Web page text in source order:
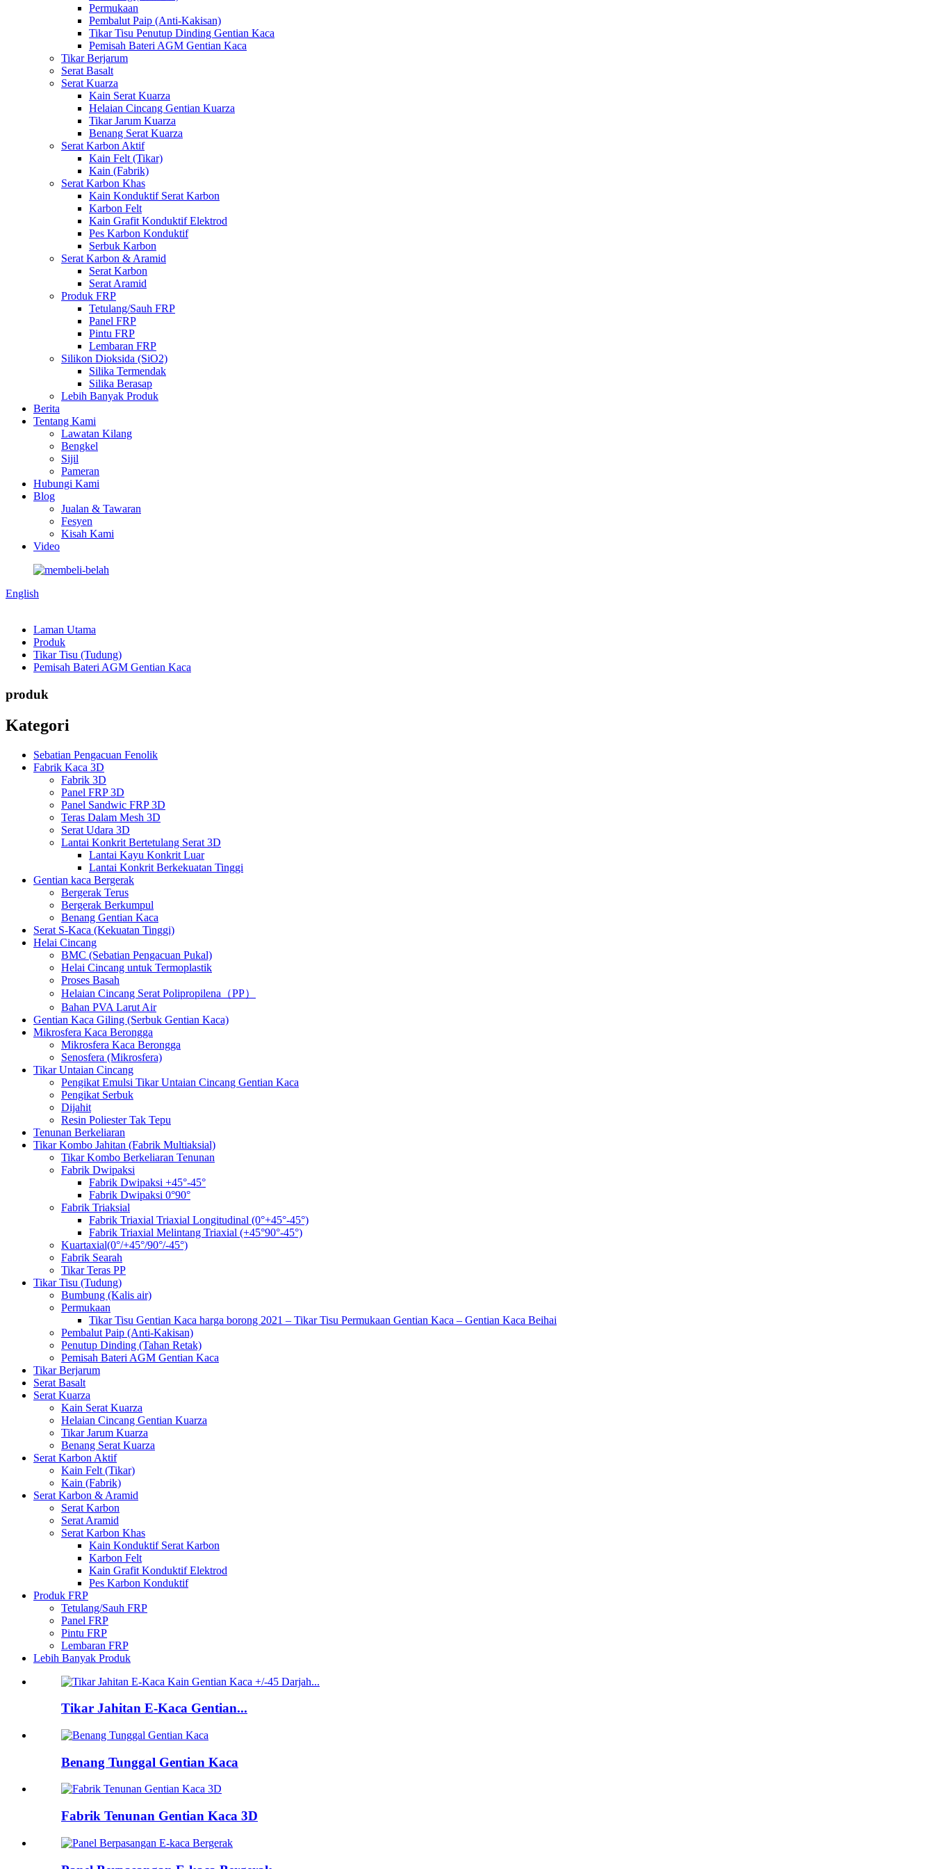
Permukaan
Pembalut Paip (Anti-Kakisan)
Tikar Tisu Penutup Dinding Gentian Kaca
Pemisah Bateri AGM Gentian Kaca
Tikar Berjarum
Serat Basalt
Serat Kuarza
Kain Serat Kuarza
Helaian Cincang Gentian Kuarza
Tikar Jarum Kuarza
Benang Serat Kuarza
Serat Karbon Aktif
Kain Felt (Tikar)
Kain (Fabrik)
Serat Karbon Khas
Kain Konduktif Serat Karbon
Karbon Felt
Kain Grafit Konduktif Elektrod
Pes Karbon Konduktif
Serbuk Karbon
Serat Karbon & Aramid
Serat Karbon
Serat Aramid
Produk FRP
Tetulang/Sauh FRP
Panel FRP
Pintu FRP
Lembaran FRP
Silikon Dioksida (SiO2)
Silika Termendak
Silika Berasap
Lebih Banyak Produk
Berita
Tentang Kami
Lawatan Kilang
Bengkel
Sijil
Pameran
Hubungi Kami
Blog
Jualan & Tawaran
Fesyen
Kisah Kami
Video
English
Laman Utama
Produk
Tikar Tisu (Tudung)
Pemisah Bateri AGM Gentian Kaca
produk
Kategori
Sebatian Pengacuan Fenolik
Fabrik Kaca 3D
Fabrik 3D
Panel FRP 3D
Panel Sandwic FRP 3D
Teras Dalam Mesh 3D
Serat Udara 3D
Lantai Konkrit Bertetulang Serat 3D
Lantai Kayu Konkrit Luar
Lantai Konkrit Berkekuatan Tinggi
Gentian kaca Bergerak
Bergerak Terus
Bergerak Berkumpul
Benang Gentian Kaca
Serat S-Kaca (Kekuatan Tinggi)
Helai Cincang
BMC (Sebatian Pengacuan Pukal)
Helai Cincang untuk Termoplastik
Proses Basah
Helaian Cincang Serat Polipropilena（PP）
Bahan PVA Larut Air
Gentian Kaca Giling (Serbuk Gentian Kaca)
Mikrosfera Kaca Berongga
Mikrosfera Kaca Berongga
Senosfera (Mikrosfera)
Tikar Untaian Cincang
Pengikat Emulsi Tikar Untaian Cincang Gentian Kaca
Pengikat Serbuk
Dijahit
Resin Poliester Tak Tepu
Tenunan Berkeliaran
Tikar Kombo Jahitan (Fabrik Multiaksial)
Tikar Kombo Berkeliaran Tenunan
Fabrik Dwipaksi
Fabrik Dwipaksi +45°-45°
Fabrik Dwipaksi 0°90°
Fabrik Triaksial
Fabrik Triaxial Triaxial Longitudinal (0°+45°-45°)
Fabrik Triaxial Melintang Triaxial (+45°90°-45°)
Kuartaxial(0°/+45°/90°/-45°)
Fabrik Searah
Tikar Teras PP
Tikar Tisu (Tudung)
Bumbung (Kalis air)
Permukaan
Tikar Tisu Gentian Kaca harga borong 2021 – Tikar Tisu Permukaan Gentian Kaca – Gentian Kaca Beihai
Pembalut Paip (Anti-Kakisan)
Penutup Dinding (Tahan Retak)
Pemisah Bateri AGM Gentian Kaca
Tikar Berjarum
Serat Basalt
Serat Kuarza
Kain Serat Kuarza
Helaian Cincang Gentian Kuarza
Tikar Jarum Kuarza
Benang Serat Kuarza
Serat Karbon Aktif
Kain Felt (Tikar)
Kain (Fabrik)
Serat Karbon & Aramid
Serat Karbon
Serat Aramid
Serat Karbon Khas
Kain Konduktif Serat Karbon
Karbon Felt
Kain Grafit Konduktif Elektrod
Pes Karbon Konduktif
Produk FRP
Tetulang/Sauh FRP
Panel FRP
Pintu FRP
Lembaran FRP
Lebih Banyak Produk
Tikar Jahitan E-Kaca Gentian...
Benang Tunggal Gentian Kaca
Fabrik Tenunan Gentian Kaca 3D